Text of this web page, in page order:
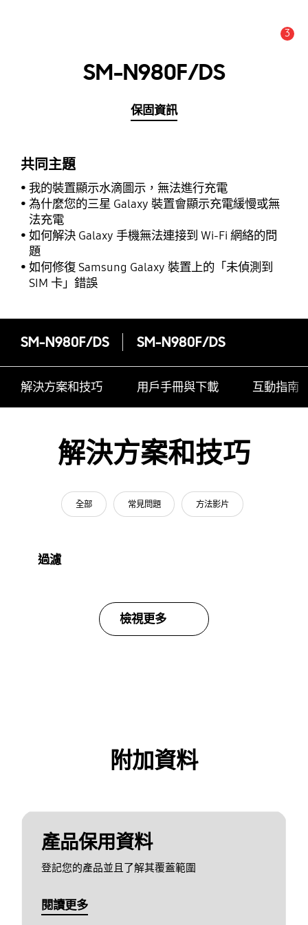
3
SM-N980F/DS
保固資訊
共同主題
我的裝置顯示水滴圖示，無法進行充電
為什麼您的三星 Galaxy 裝置會顯示充電緩慢或無
法充電
如何解決 Galaxy 手機無法連接到 Wi-Fi 網絡的問
題
如何修復 Samsung Galaxy 裝置上的「未偵測到
SIM 卡」錯誤
SM-N980F/DS SM-N980F/DS
解決方案和技巧 用戶手冊與下載 互動指南
解決方案和技巧
全部 常見問題 方法影片
過濾
檢視更多
附加資料
產品保用資料
登記您的產品並且了解其覆蓋範圍
閱讀更多